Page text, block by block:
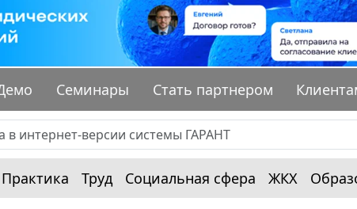
Семинары Стать партнером
Практика Труд Социальная сфера ЖКХ